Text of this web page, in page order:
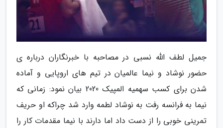
جمیل لطف الله نسبی در مصاحبه با خبرنگاران درباره ی
حضور نوشاد و نیما عالمیان در تیم های اروپایی و آماده
شدن برای کسب سهمیه المپیک 2020 بیان نمود: زمانی که
نیما به فرانسه رفت به نوشاد لطمه وارد شد چراکه او حریف
تمرینی خوبی را از دست داد اما دارند با نیما مقدمات کار را